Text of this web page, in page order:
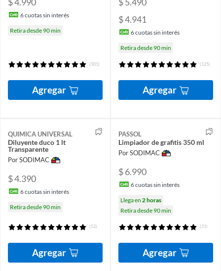
6cuotas sin interés
Retira desde 90 min
(301)
Agregar
$ 4.941
6cuotas sin interés
Retira desde 90 min
(125)
Agregar
QUIMICA UNIVERSAL
Diluyente duco 1 lt
Transparente
Por SODIMAC
$ 4.390
6cuotas sin interés
Retira desde 90 min
(52)
Agregar
PASSOL
Limpiador de grafitis 350 ml
Por SODIMAC
$ 6.990
6cuotas sin interés
Llega en 2 horas
Retira desde 90 min
(31)
Agregar